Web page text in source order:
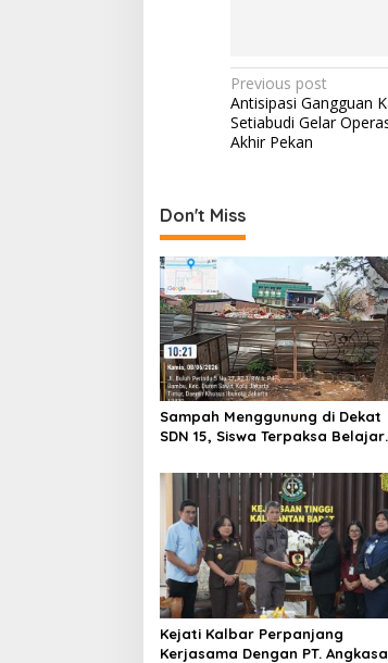
Post
navigation
Previous post
Antisipasi Gangguan
Setiabudi Gelar
Akhir Pekan
Don't Miss
Sampah Menggunung di Dekat
SDN 15, Siswa Terpaksa Belajar
Kejati Kalbar Perpanjang
Kerjasama Dengan PT. Angkasa